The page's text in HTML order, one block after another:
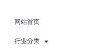
网站首页
行业分类